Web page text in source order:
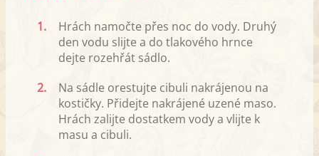
1.
Hrách namočte přes noc do vody. Druhý
den vodu slijte a do tlakového hrnce
dejte rozehřát sádlo.
2.
Na sádle orestujte cibuli nakrájenou na
kostičky. Přidejte nakrájené uzené maso.
Hrách zalijte dostatkem vody a vlijte k
masu a cibuli.